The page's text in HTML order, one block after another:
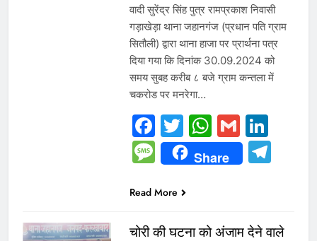
वादी सुरेंद्र सिंह पुत्र रामप्रकाश निवासी
गड़ाखेड़ा थाना जहानगंज (प्रधान पति ग्राम
सितौली) द्वारा थाना हाजा पर प्रार्थना पत्र
दिया गया कि दिनांक 30.09.2024 को
समय सुबह करीब ८ बजे ग्राम कन्तला में
चकरोड पर मनरेगा…
Facebook
TwitterGmail
Message
Share
Read More
चोरी की घटना को अंजाम देने वाले